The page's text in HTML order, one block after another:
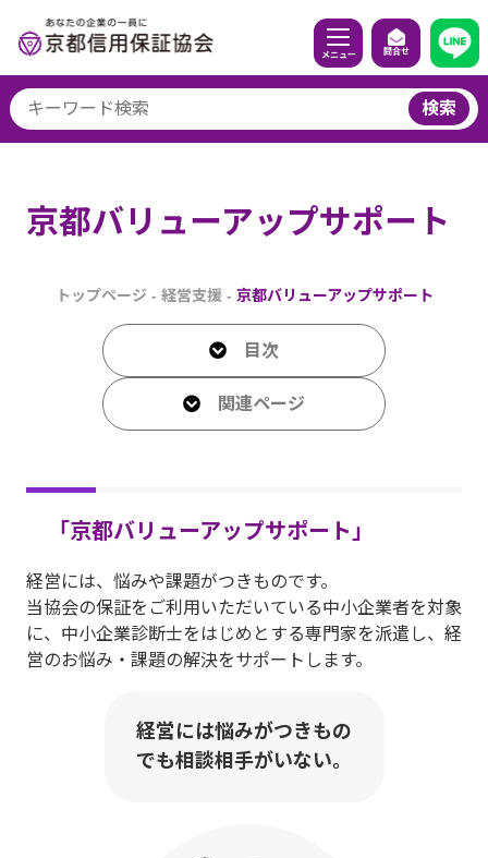
検索
京都バリューアップサポート
トップページ - 経営支援- 京都バリューアップサポート
目次
関連ページ
「京都バリューアップサポート」
経営には、悩みや課題がつきものです。
当協会の保証をご利用いただいている中小企業者を対象
に、中小企業診断士をはじめとする専門家を派遣し、経
営のお悩み・課題の解決をサポートします。
経営には悩みがつきもの
でも相談相手がいない。
メニュー 問合せ